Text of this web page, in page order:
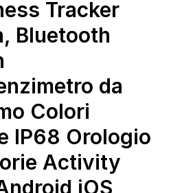
Tracker
Bluetooth
da
Colori
IP68 Orologio
Activity
iOS